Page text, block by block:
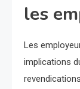
les
Les
implications